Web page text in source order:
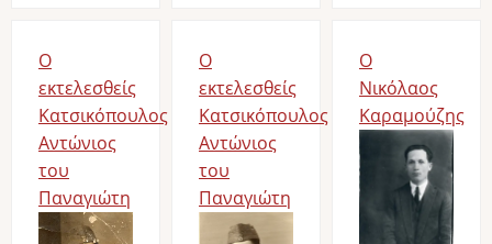
Ο
εκτελεσθείς
Κατσικόπουλος
Αντώνιος
του
Παναγιώτη
Image
Ο
εκτελεσθείς
Κατσικόπουλος
Αντώνιος
του
Παναγιώτη
Image
Ο
Νικόλαος
Καραμούζης
Image